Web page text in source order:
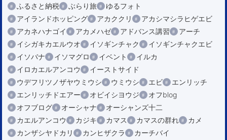
ふるさと納税
ぶらり旅
ゆるフォト
アイランドホッピング
アカククリ
アカシマシラヒゲエビ
アカネハナゴイ
アカメハゼ アドバンス講習
アーチ
イシガキカエルウオ
イソギンチャク
イソギンチャクエビ
イソバナ
イソマグロ イベント
イルカ
イロカエルアンコウ
イーストサイド
ウデフリツノザヤウミウシ
ウミウシ エビ
エンリッチ
エンリッチドエアー
オビイシヨウジ
オフblog
オフブログ
オーシャナ
オーシャンズ十二
カエルアンコウ
カジキ カマス カマスの群れ
カメ
カンザシヤドカリ
カンヒザクラ
カーチバイ